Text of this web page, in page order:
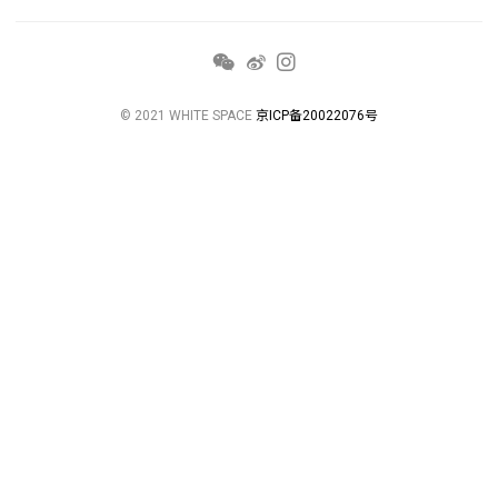
© 2021 WHITE SPACE 京ICP备20022076号